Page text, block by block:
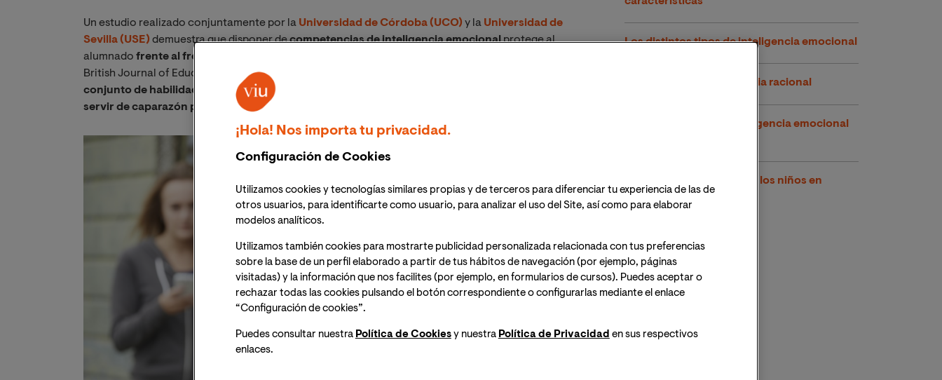
Un estudio realizado conjuntamente por la Universidad de Córdoba (UCO) y la Universidad de
Sevilla (USE) demuestra que disponer decompetencias de inteligencia emocionalprotege al
alumnado frente al frente al acoso escolar o bullying.
British Journal of Educational Psychology, concluye que «ante una situación de acoso escolar,
conjunto de habilidades conveniente cultivado y denominado inteligencia emocional puede
servir de caparazón protector ante la agresión
Los distintos tipos de inteligencia emocional
El concepto de inteligencia racional
Cómo potenciar las inteligencia emocional
Estrategias para educar a los niños en
inteligencia emocional
¡Hola! Nos importa tu privacidad.
Configuración de Cookies
Utilizamos cookies y tecnologías similares propias y de terceros para diferenciar tu experiencia de las de
otros usuarios, para identificarte como usuario, para analizar el uso del Site, así como para elaborar
modelos analíticos.
Utilizamos también cookies para mostrarte publicidad personalizada relacionada con tus preferencias
sobre la base de un perfil elaborado a partir de tus hábitos de navegación (por ejemplo, páginas
visitadas) y la información que nos facilites (por ejemplo, en formularios de cursos). Puedes aceptar o
rechazar todas las cookies pulsando el botón correspondiente o configurarlas mediante el enlace
“Configuración de cookies”.
Puedes consultar nuestra Política de Cookiesy nuestra Política de Privacidad en sus respectivos
enlaces.